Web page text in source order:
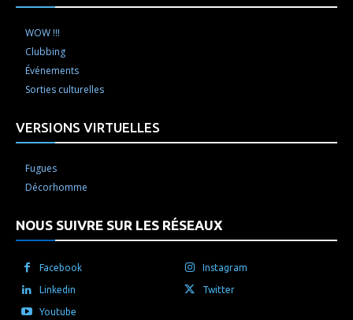
WOW !!!
Clubbing
Événements
Sorties culturelles
VERSIONS VIRTUELLES
Fugues
Décorhomme
NOUS SUIVRE SUR LES RÉSEAUX
Facebook Instagram
Linkedin Twitter
Youtube